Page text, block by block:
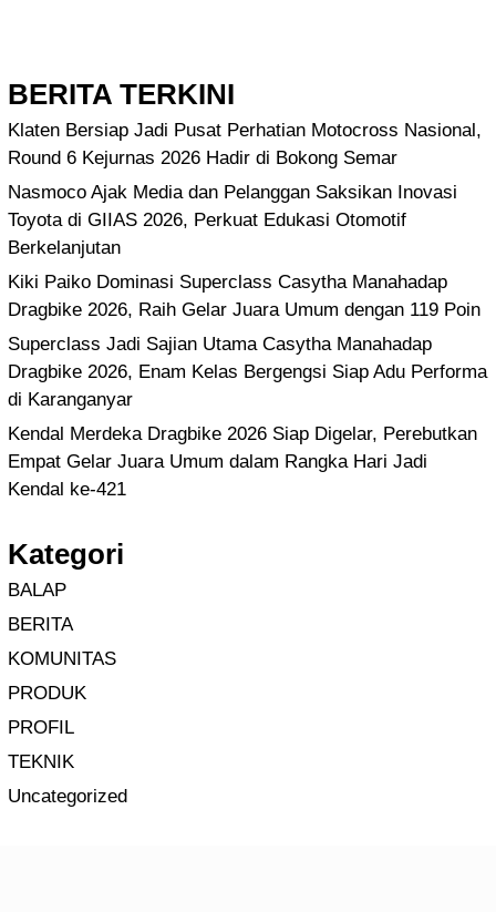
BERITA TERKINI
Klaten Bersiap Jadi Pusat Perhatian Motocross Nasional,
Round 6 Kejurnas 2026 Hadir di Bokong Semar
Nasmoco Ajak Media dan Pelanggan Saksikan Inovasi
Toyota di GIIAS 2026, Perkuat Edukasi Otomotif
Berkelanjutan
Kiki Paiko Dominasi Superclass Casytha Manahadap
Dragbike 2026, Raih Gelar Juara Umum dengan 119 Poin
Superclass Jadi Sajian Utama Casytha Manahadap
Dragbike 2026, Enam Kelas Bergengsi Siap Adu Performa
di Karanganyar
Kendal Merdeka Dragbike 2026 Siap Digelar, Perebutkan
Empat Gelar Juara Umum dalam Rangka Hari Jadi
Kendal ke-421
Kategori
BALAP
BERITA
KOMUNITAS
PRODUK
PROFIL
TEKNIK
Uncategorized